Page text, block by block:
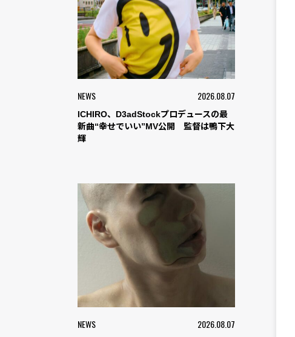
NEWS 2026.08.07
ICHIRO、D3adStockプロデュースの最
新曲“幸せでいい”MV公開 監督は鴨下大
輝
NEWS 2026.08.07